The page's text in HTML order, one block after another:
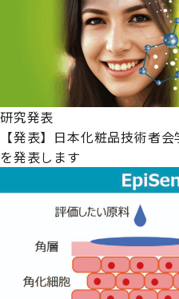
研究発表
【発表】日本化粧品技術者
を発表します